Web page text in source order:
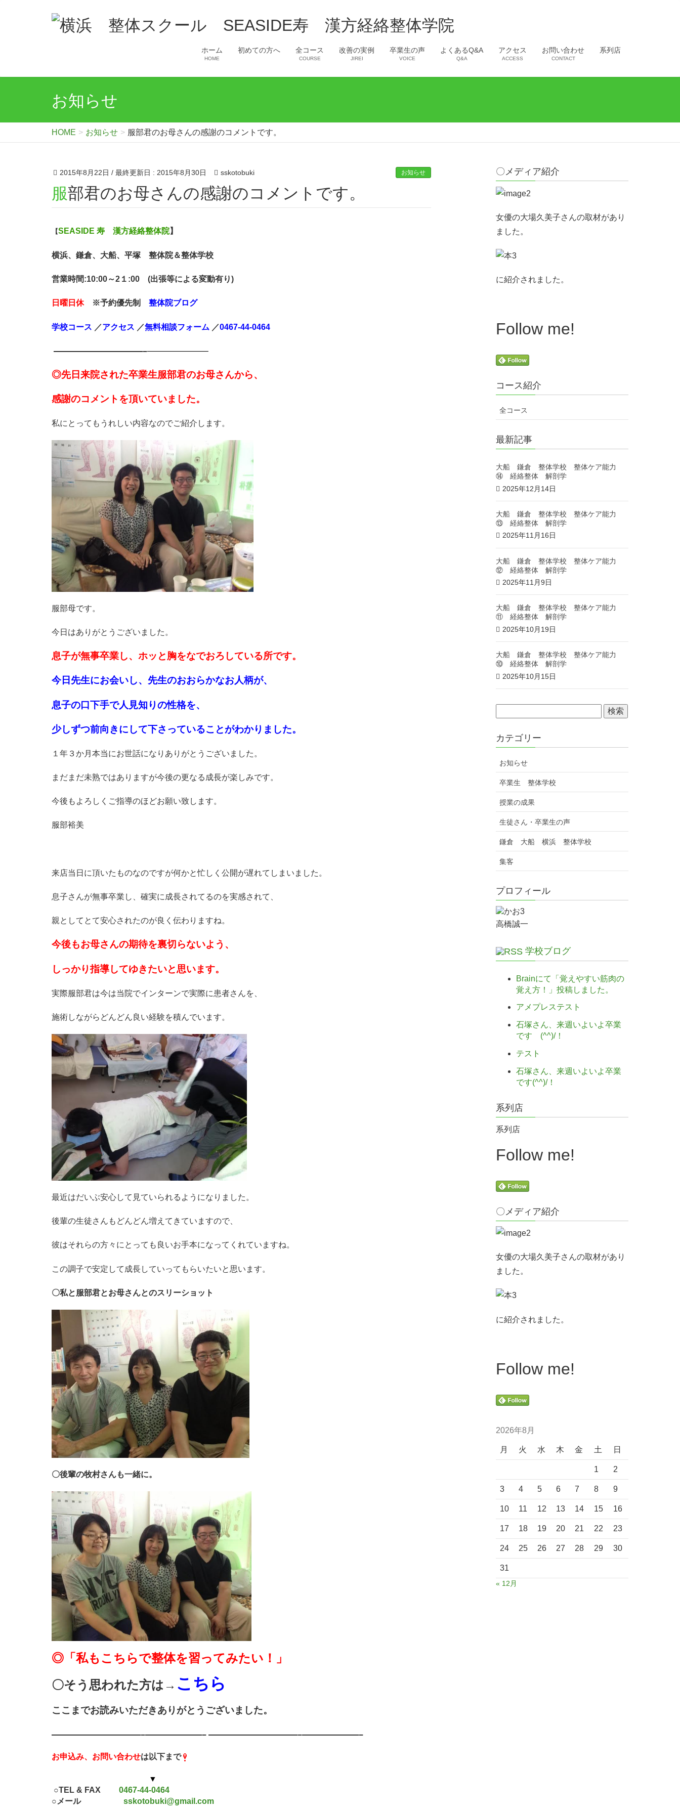
ホーム
HOME
初めての方へ 全コース
COURSE
改善の実例
JIREI
卒業生の声
VOICE
よくあるQ&A
Q&A
アクセス
ACCESS
お問い合わせ
CONTACT
系列店
お知らせ
HOME お知らせ 服部君のお母さんの感謝のコメントです。
2015年8月22日 / 最終更新日 : 2015年8月30日 sskotobuki お知らせ
服部君のお母さんの感謝のコメントです。
【SEASIDE 寿 漢方経絡整体院】
横浜、鎌倉、大船、平塚 整体院＆整体学校
営業時間:10:00～2１:00 (出張等による変動有り)
日曜日休※予約優先制 整体院ブログ
学校コース ／アクセス ／無料相談フォーム ／0467-44-0464
———————————–———————–
◎先日来院された卒業生服部君のお母さんから、
感謝のコメントを頂いていました。
私にとってもうれしい内容なのでご紹介します。
服部母です。
今日はありがとうございました。
息子が無事卒業し、ホッと胸をなでおろしている所です。
今日先生にお会いし、先生のおおらかなお人柄が、
息子の口下手で人見知りの性格を、
少しずつ前向きにして下さっていることがわかりました。
１年３か月本当にお世話になりありがとうございました。
まだまだ未熟ではありますが今後の更なる成長が楽しみです。
今後もよろしくご指導のほどお願い致します。
服部裕美
来店当日に頂いたものなのですが何かと忙しく公開が遅れてしまいました。
息子さんが無事卒業し、確実に成長されてるのを実感されて、
親としてとて安心されたのが良く伝わりますね。
今後もお母さんの期待を裏切らないよう、
しっかり指導してゆきたいと思います。
実際服部君は今は当院でインターンで実際に患者さんを、
施術しながらどんどん良い経験を積んでいます。
最近はだいぶ安心して見ていられるようになりました。
後輩の生徒さんもどんどん増えてきていますので、
彼はそれらの方々にとっても 良いお手本になってくれていますね。
この調子で安定して成長していってもらいたいと思います。
〇私と服部君とお母さんとのスリーショット
〇後輩の牧村さんも一緒に。
◎「私もこちらで整体を習ってみたい！」
〇そう思われた方は→ こちら
ここまでお読みいただきありがとうございました。
———————————–———————– ———————————–———————–
お申込み、お問い合わせは以下まで
▼
○TEL & FAX 0467-44-0464
○メール sskotobuki@gmail.com
〇メディア紹介
女優の大場久美子さんの取材があり
ました。
に紹介されました。
Follow me!
コース紹介
全コース
最新記事
大船 鎌倉 整体学校 整体ケア能力
⑭ 経絡整体 解剖学
2025年12月14日
大船 鎌倉 整体学校 整体ケア能力
⑬ 経絡整体 解剖学
2025年11月16日
大船 鎌倉 整体学校 整体ケア能力
⑫ 経絡整体 解剖学
2025年11月9日
大船 鎌倉 整体学校 整体ケア能力
⑪ 経絡整体 解剖学
2025年10月19日
大船 鎌倉 整体学校 整体ケア能力
⑩ 経絡整体 解剖学
2025年10月15日
カテゴリー
お知らせ
卒業生 整体学校
授業の成果
生徒さん・卒業生の声
鎌倉 大船 横浜 整体学校
集客
プロフィール
高橋誠一
学校ブログ
Brainにて「覚えやすい筋肉の
覚え方！」投稿しました。
アメプレステスト
石塚さん、来週いよいよ卒業
です (^^)/！
テスト
石塚さん、来週いよいよ卒業
です(^^)/！
系列店
系列店
Follow me!
〇メディア紹介
女優の大場久美子さんの取材があり
ました。
に紹介されました。
Follow me!
2026年8月
月 火 水 木 金 土 日
1 2
3 4 5 6 7 8 9
10 11 12 13 14 15 16
17 18 19 20 21 22 23
24 25 26 27 28 29 30
31
« 12月